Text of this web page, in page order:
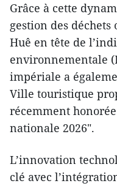
​Grâce à cette
gestion des
Huê en tête de
environnementale
impériale a
Ville touristique
récemment
nationale 2026".​
L’innovation
clé avec